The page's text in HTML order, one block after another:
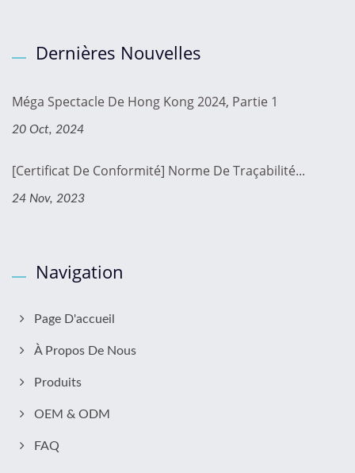
Dernières Nouvelles
Méga Spectacle De Hong Kong 2024, Partie 1
20 Oct, 2024
[Certificat De Conformité] Norme De Traçabilité...
24 Nov, 2023
Navigation
Page D'accueil
À Propos De Nous
Produits
OEM & ODM
FAQ